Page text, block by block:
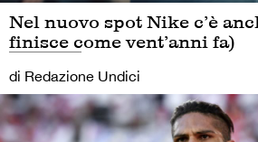
Nel nuovo spot Nike c’è
finisce come vent’anni fa)
di Redazione Undici